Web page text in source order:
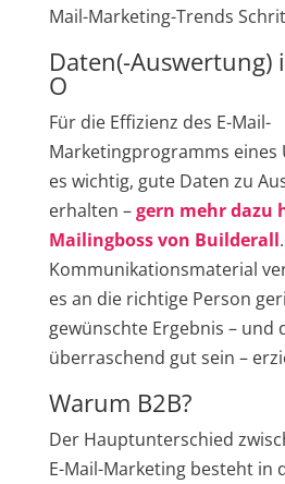
Mail-Marketing-Trends
Daten(-Auswertung)
O
Für die Effizienz des E-Mail-
Marketingprogramms
es wichtig, gute Daten zu
erhalten –gern mehr dazu
Mailingboss von Builderall
Kommunikationsmaterial
es an die richtige Person
gewünschte Ergebnis – und
überraschend gut sein –
Warum B2B?
Der Hauptunterschied
E-Mail-Marketing besteht in